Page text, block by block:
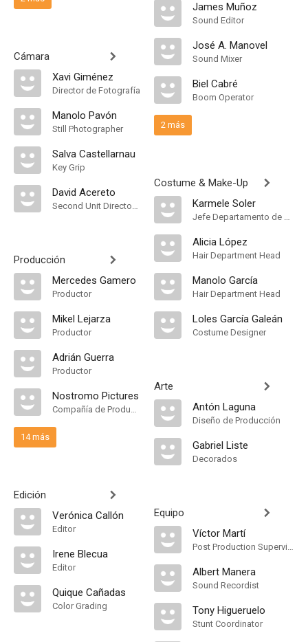
Cámara
Xavi Giménez
Director de Fotografía
Manolo Pavón
Still Photographer
Salva Castellarnau
Key Grip
David Acereto
Second Unit Director of Photography
Producción
Mercedes Gamero
Productor
Mikel Lejarza
Productor
Adrián Guerra
Productor
Nostromo Pictures
Compañía de Produccion
14 más
Edición
Verónica Callón
Editor
Irene Blecua
Editor
Quique Cañadas
Color Grading
James Muñoz
Sound Editor
José A. Manovel
Sound Mixer
Biel Cabré
Boom Operator
2 más
Costume & Make-Up
Karmele Soler
Jefe Departamento de Maquillaje
Alicia López
Hair Department Head
Manolo García
Hair Department Head
Loles García Galeán
Costume Designer
Arte
Antón Laguna
Diseño de Producción
Gabriel Liste
Decorados
Equipo
Víctor Martí
Post Production Supervisor
Albert Manera
Sound Recordist
Tony Higueruelo
Stunt Coordinator